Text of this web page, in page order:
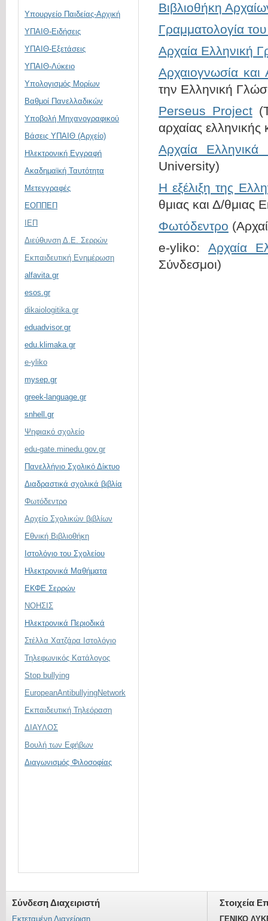
Υπουργείο Παιδείας-Αρχική
ΥΠΑΙΘ-Ειδήσεις
ΥΠΑΙΘ-Εξετάσεις
ΥΠΑΙΘ-Λύκειο
Υπολογισμός Μορίων
Βαθμοί Πανελλαδικών
Υποβολή Μηχανογραφικού
Βάσεις ΥΠΑΙΘ (Αρχείο)
Ηλεκτρονική Eγγραφή
Ακαδημαϊκή Ταυτότητα
Μετεγγραφές
ΕΟΠΠΕΠ
ΙΕΠ
Διεύθυνση Δ.Ε. Σερρών
Εκπαιδευτική Ενημέρωση
alfavita.gr
esos.gr
dikaiologitika.gr
eduadvisor.gr
edu.klimaka.gr
e-yliko
mysep.gr
greek-language.gr
snhell.gr
Ψηφιακό σχολείο
edu-gate.minedu.gov.gr
Πανελλήνιο Σχολικό Δίκτυο
Διαδραστικά σχολικά βιβλία
Φωτόδεντρο
Αρχείο Σχολικών βιβλίων
Εθνική Βιβλιοθήκη
Ιστολόγιο του Σχολείου
Ηλεκτρονικά Μαθήματα
ΕΚΦΕ Σερρών
ΝΟΗΣΙΣ
Ηλεκτρονικά Περιοδικά
Στέλλα Χατζάρα Ιστολόγιο
Τηλεφωνικός Κατάλογος
Stop bullying
EuropeanAntibullyingNetwork
Εκπαιδευτική Τηλεόραση
ΔΙΑΥΛΟΣ
Βουλή των Εφήβων
Διαγωνισμός Φιλοσοφίας
Βιβλιοθήκη
Γραμματολογία
Αρχαία Ελληνική
Αρχαιογνωσία και
την Ελληνική
Perseus Project
αρχαίας ελληνικής
Αρχαία Ελληνικά
University)
Η εξέλιξη της
θμιας και Δ/θμιας
Φωτόδεντρο
e-yliko:Αρχαία
Σύνδεσμοι)
Σύνδεση Διαχειριστή
Εκτεταμένη Διαχείριση
Στοιχεία
ΓΕΝΙΚΟ